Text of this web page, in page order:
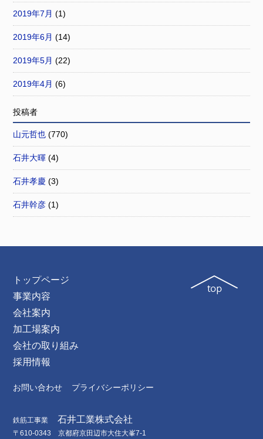
2019年7月 (1)
2019年6月 (14)
2019年5月 (22)
2019年4月 (6)
投稿者
山元哲也 (770)
石井大暉 (4)
石井孝慶 (3)
石井幹彦 (1)
トップページ
事業内容
会社案内
加工場案内
会社の取り組み
採用情報
お問い合わせ プライバシーポリシー
鉄筋工事業 石井工業株式会社
〒610-0343 京都府京田辺市大住大峯7-1